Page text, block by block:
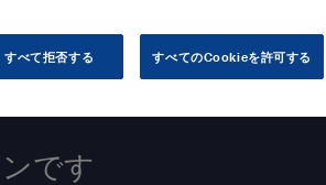
です
すべて拒否する すべてのCookieを許可する